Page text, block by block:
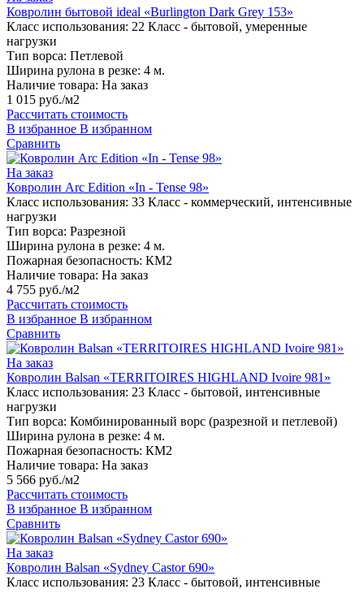
Ковролин бытовой ideal «Burlington Dark Grey 153»
Класс использования: 22 Класс - бытовой, умеренные
нагрузки
Тип ворса: Петлевой
Ширина рулона в резке: 4 м.
Наличие товара: На заказ
1 015 руб./м2
Рассчитать стоимость
В избранное В избранном
Сравнить
На заказ
Ковролин Arc Edition «In - Tense 98»
Класс использования: 33 Класс - коммерческий, интенсивные
нагрузки
Тип ворса: Разрезной
Ширина рулона в резке: 4 м.
Пожарная безопасность: КМ2
Наличие товара: На заказ
4 755 руб./м2
Рассчитать стоимость
В избранное В избранном
Сравнить
На заказ
Ковролин Balsan «TERRITOIRES HIGHLAND Ivoire 981»
Класс использования: 23 Класс - бытовой, интенсивные
нагрузки
Тип ворса: Комбинированный ворс (разрезной и петлевой)
Ширина рулона в резке: 4 м.
Пожарная безопасность: КМ2
Наличие товара: На заказ
5 566 руб./м2
Рассчитать стоимость
В избранное В избранном
Сравнить
На заказ
Ковролин Balsan «Sydney Castor 690»
Класс использования: 23 Класс - бытовой, интенсивные